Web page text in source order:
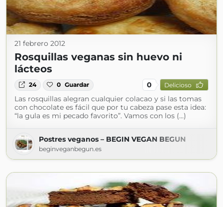
21 febrero 2012
Rosquillas veganas sin huevo ni
lácteos
24 0 Guardar 0 Delicioso
Las rosquillas alegran cualquier colacao y si las tomas
con chocolate es fácil que por tu cabeza pase esta idea:
“la gula es mi pecado favorito”. Vamos con los (...)
Postres veganos – BEGIN VEGAN BEGUN
beginveganbegun.es